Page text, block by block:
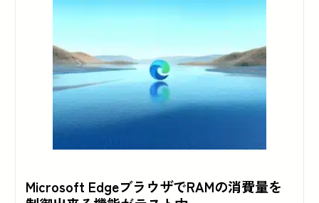
Microsoft EdgeブラウザでRAMの消費量を